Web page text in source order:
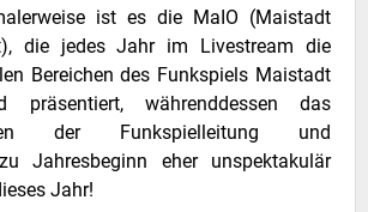
ist es die MaIO (Maistadt
die jedes Jahr im Livestream die
Bereichen des Funkspiels Maistadt
präsentiert, währenddessen das
der Funkspielleitung und
Jahresbeginn eher unspektakulär
Jahr!